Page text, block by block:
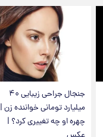
جنجال جراحی زیبایی ۴۰
میلیارد تومانی خواننده زن |
چهره او چه تغییری کرد؟ |